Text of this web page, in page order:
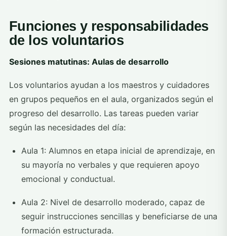
Funciones y responsabilidades
de los voluntarios
Sesiones matutinas: Aulas de desarrollo
Los voluntarios ayudan a los maestros y cuidadores
en grupos pequeños en el aula, organizados según el
progreso del desarrollo. Las tareas pueden variar
según las necesidades del día:
Aula 1: Alumnos en etapa inicial de aprendizaje, en
su mayoría no verbales y que requieren apoyo
emocional y conductual.
Aula 2: Nivel de desarrollo moderado, capaz de
seguir instrucciones sencillas y beneficiarse de una
formación estructurada.